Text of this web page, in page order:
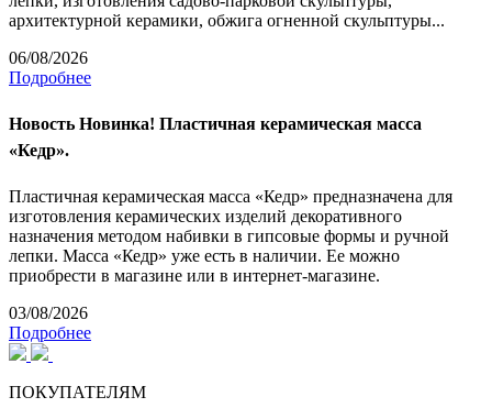
архитектурной керамики, обжига огненной скульптуры...
06/08/2026
Подробнее
Новость Новинка! Пластичная керамическая масса
«Кедр».
Пластичная керамическая масса «Кедр» предназначена для
изготовления керамических изделий декоративного
назначения методом набивки в гипсовые формы и ручной
лепки. Масса «Кедр» уже есть в наличии. Ее можно
приобрести в магазине или в интернет-магазине.
03/08/2026
Подробнее
ПОКУПАТЕЛЯМ